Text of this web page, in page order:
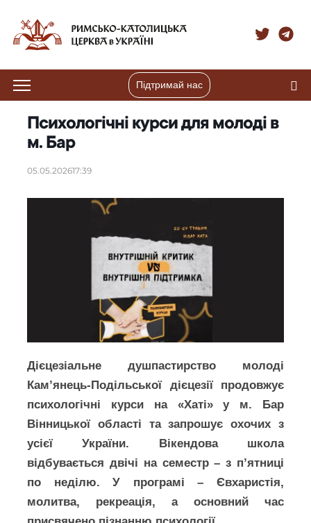
Підтримай нас
Психологічні курси для молоді в
м. Бар
05.05.202617:39
Дієцезіальне душпастирство молоді
Кам’янець-Подільської дієцезії продовжує
психологічні курси на «Хаті» у м. Бар
Вінницької області та запрошує охочих з
усієї України. Вікендова школа
відбувається двічі на семестр – з п’ятниці
по неділю. У програмі – Євхаристія,
молитва, рекреація, а основний час